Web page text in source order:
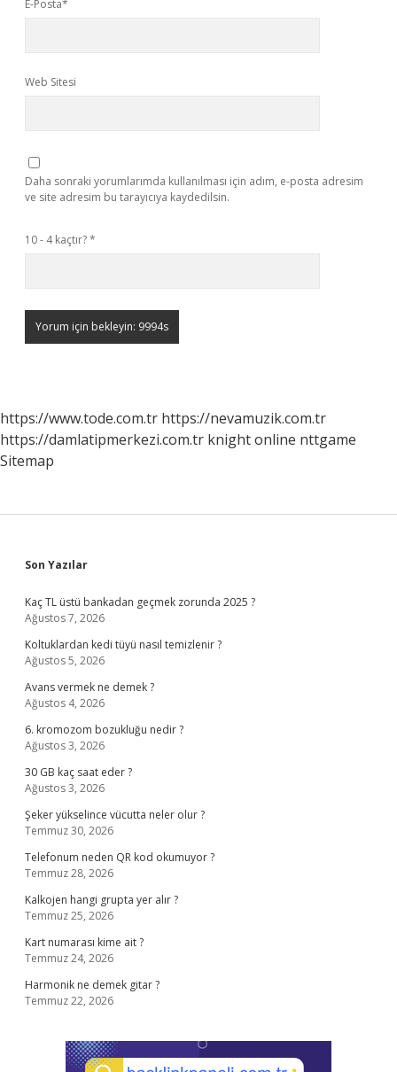
E-Posta*
Web Sitesi
Daha sonraki yorumlarımda kullanılması için adım, e-posta adresim
ve site adresim bu tarayıcıya kaydedilsin.
10 - 4 kaçtır?*
https://www.tode.com.tr https://nevamuzik.com.tr
https://damlatipmerkezi.com.tr knight online nttgame
Sitemap
Sidebar
Son Yazılar
Kaç TL üstü bankadan geçmek zorunda 2025 ?
Ağustos 7, 2026
Koltuklardan kedi tüyü nasıl temizlenir ?
Ağustos 5, 2026
Avans vermek ne demek ?
Ağustos 4, 2026
6. kromozom bozukluğu nedir ?
Ağustos 3, 2026
30 GB kaç saat eder ?
Ağustos 3, 2026
Şeker yükselince vücutta neler olur ?
Temmuz 30, 2026
Telefonum neden QR kod okumuyor ?
Temmuz 28, 2026
Kalkojen hangi grupta yer alır ?
Temmuz 25, 2026
Kart numarası kime ait ?
Temmuz 24, 2026
Harmonik ne demek gitar ?
Temmuz 22, 2026